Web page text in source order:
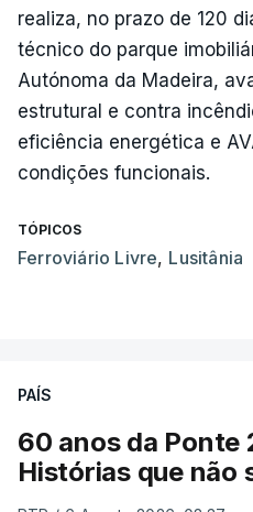
realiza, no prazo de 120
técnico do parque
Autónoma da Madeira,
estrutural e contra
eficiência energética e
condições funcionais.
TÓPICOS
Ferroviário Livre, Lusitânia
PAÍS
60 anos da Ponte
Histórias que não